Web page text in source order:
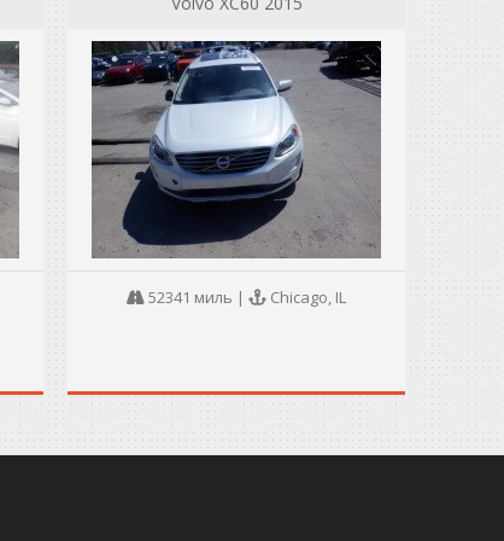
52341 миль | Chicago, IL